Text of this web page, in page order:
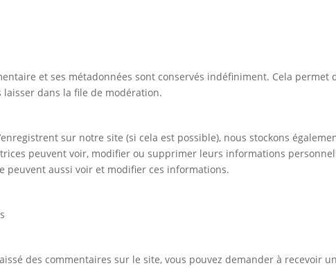
et ses métadonnées sont conservés indéfiniment. Cela
dans la file de modération.
sur notre site (si cela est possible), nous stockons
peuvent voir, modifier ou supprimer leurs informations
peuvent aussi voir et modifier ces informations.
des commentaires sur le site, vous pouvez demander à recevoir